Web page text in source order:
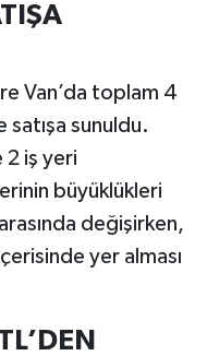
Van’da toplam 4
satışa sunuldu.
2 iş yeri
büyüklükleri
değişirken,
yer alması